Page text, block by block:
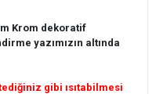
Krom dekoratif
yazımızın altında
gibi ısıtabilmesi